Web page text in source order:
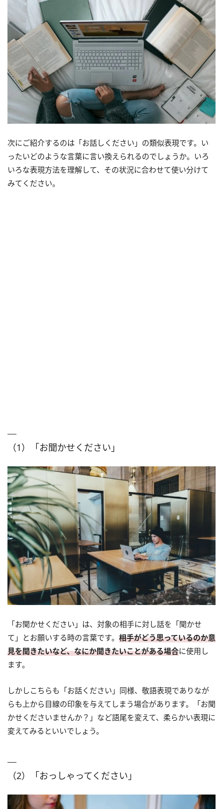
次にご紹介するのは「お話しください」の類似表現です。い
ったいどのような言葉に言い換えられるのでしょうか。いろ
いろな表現方法を理解して、その状況に合わせて使い分けて
みてください。
（1）「お聞かせください」
「お聞かせください」は、対象の相手に対し話を「聞かせ
て」とお願いする時の言葉です。 相手がどう思っているのか意
見を聞きたいなど、なにか聞きたいことがある場合に使用し
ます。
しかしこちらも「お話ください」同様、敬語表現でありなが
らも上から目線の印象を与えてしまう場合があります。「お聞
かせくださいませんか？」など語尾を変えて、柔らかい表現に
変えてみるといいでしょう。
（2）「おっしゃってください」